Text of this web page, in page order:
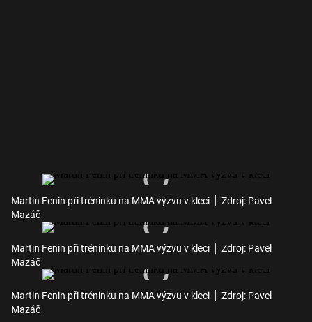
Martin Fenin při tréninku na MMA výzvu v kleci
Zdroj: Pavel
Mazáč
Martin Fenin při tréninku na MMA výzvu v kleci
Zdroj: Pavel
Mazáč
Martin Fenin při tréninku na MMA výzvu v kleci
Zdroj: Pavel
Mazáč